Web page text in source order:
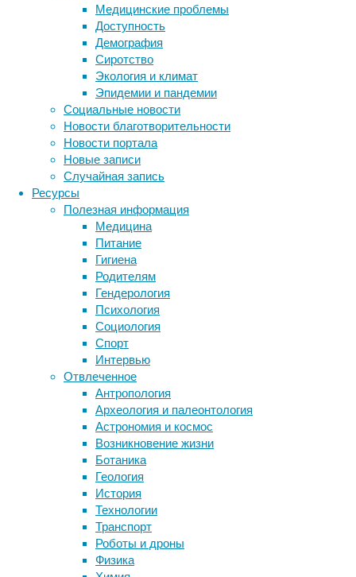
Медицинские проблемы
Доступность
Демография
Сиротство
Экология и климат
Эпидемии и пандемии
Социальные новости
Новости благотворительности
Новости портала
Новые записи
Случайная запись
Ресурсы
Полезная информация
Медицина
Питание
Гигиена
Родителям
Гендерология
Психология
Социология
Спорт
Интервью
Отвлеченное
Антропология
Археология и палеонтология
Астрономия и космос
Возникновение жизни
Ботаника
Геология
История
Технологии
Транспорт
Роботы и дроны
Физика
говорит
невосприимчивость
некоторым
оптическим
иллюзиям
можно
натренировать.
Специалисты
медицинской
визуализации
должны
не
только
хорошо
знать
анатомию
патологию,
но
уметь
распознавать
мельчайшие
Метки
ДНК бактерии
биотехнология
генетика дети
здоровье знания
инструменты и методы